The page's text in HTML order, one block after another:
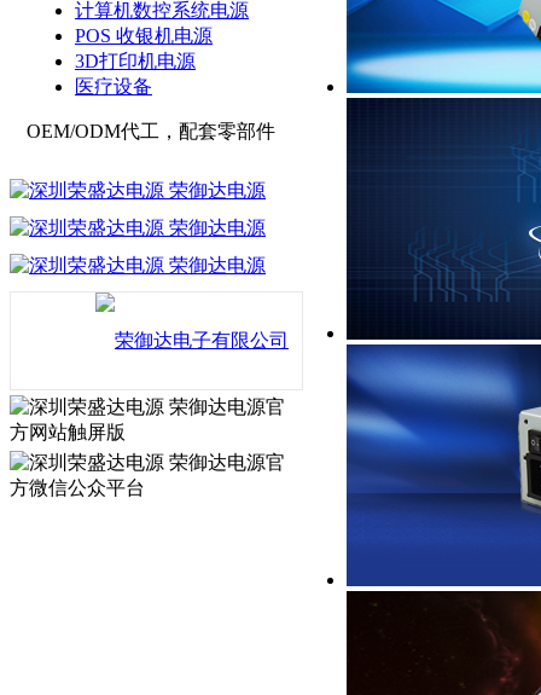
计算机数控系统电源
POS 收银机电源
3D打印机电源
医疗设备
OEM/ODM代工，配套零部件